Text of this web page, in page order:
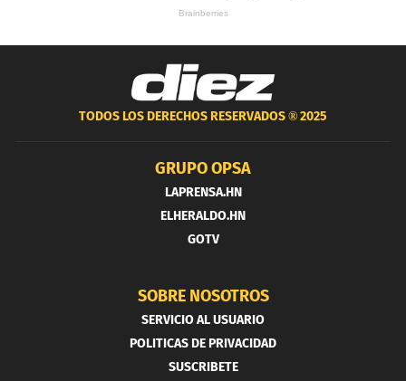
TODOS LOS DERECHOS RESERVADOS ®2025
GRUPO OPSA
LAPRENSA.HN
ELHERALDO.HN
GOTV
SOBRE NOSOTROS
SERVICIO AL USUARIO
POLITICAS DE PRIVACIDAD
SUSCRIBETE